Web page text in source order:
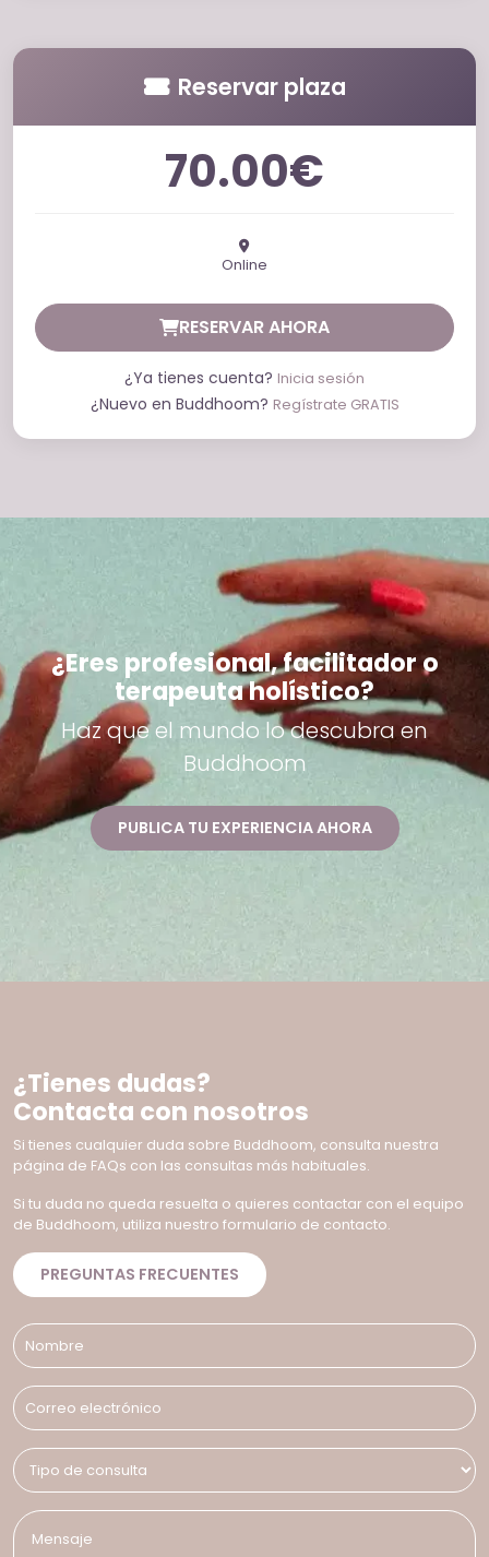
Reservar plaza
70.00€
Online
RESERVAR AHORA
¿Ya tienes cuenta? Inicia sesión
¿Nuevo en Buddhoom? Regístrate GRATIS
¿Eres profesional, facilitador o
terapeuta holístico?
Haz que el mundo lo descubra en
Buddhoom
PUBLICA TU EXPERIENCIA AHORA
¿Tienes dudas?
Contacta con nosotros
Si tienes cualquier duda sobre Buddhoom, consulta nuestra
página de FAQs con las consultas más habituales.
Si tu duda no queda resuelta o quieres contactar con el equipo
de Buddhoom, utiliza nuestro formulario de contacto.
PREGUNTAS FRECUENTES